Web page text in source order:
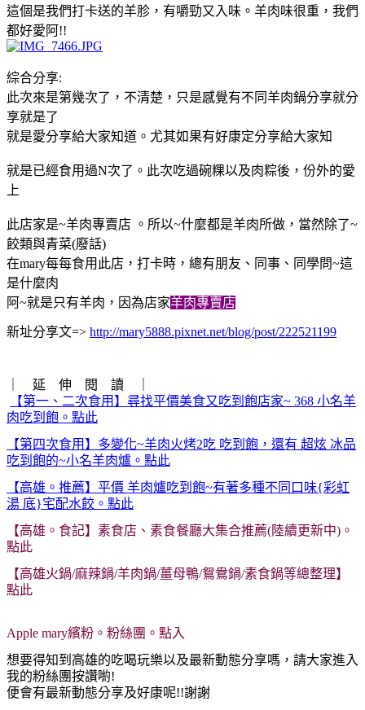
這個是我們打卡送的羊胗，有嚼勁又入味。羊肉味很重，我們
都好愛阿!!
綜合分享:
此次來是第幾次了，不清楚，只是感覺有不同羊肉鍋分享就分
享就是了
就是愛分享給大家知道。尤其如果有好康定分享給大家知
就是已經食用過N次了。此次吃過碗粿以及肉粽後，份外的愛
上
此店家是~羊肉專賣店 。所以~什麼都是羊肉所做，當然除了~
餃類與青菜(廢話)
在mary每每食用此店，打卡時，總有朋友、同事、同學問~這
是什麼肉
阿~就是只有羊肉，因為店家羊肉專賣店
新址分享文=> http://mary5888.pixnet.net/blog/post/222521199
｜ 延 伸 閱 讀 ｜
【第一、二次食用】尋找平價美食又吃到飽店家~ 368 小名羊
肉吃到飽。點此
【第四次食用】多變化~羊肉火烤2吃 吃到飽，還有 超炫 冰品
吃到飽的~小名羊肉爐。點此
【高雄。推薦】平價 羊肉爐吃到飽~有著多種不同口味{彩虹
湯 底}宅配水餃。點此
【高雄。食記】素食店、素食餐廳大集合推薦(陸續更新中)。
點此
【高雄火鍋/麻辣鍋/羊肉鍋/薑母鴨/鴛鴦鍋/素食鍋等總整理】
點此
Apple mary繽粉。粉絲團。點入
想要得知到高雄的吃喝玩樂以及最新動態分享嗎， 請大家進入
我的粉絲團按讚喲!
便會有最新動態分享及好康呢!!謝謝